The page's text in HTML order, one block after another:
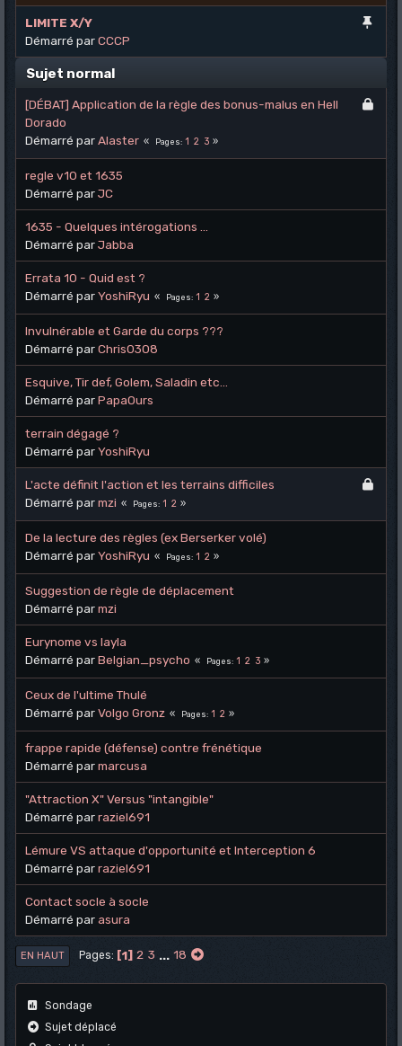
LIMITE X/Y
Démarré parCCCP
Sujet normal
[DÉBAT] Application de la règle des bonus-malus en Hell
Dorado
Démarré parAlaster Pages 1 2 3
regle v10 et 1635
Démarré parJC
1635 - Quelques intérogations ...
Démarré parJabba
Errata 10 - Quid est ?
Démarré parYoshiRyu Pages 1 2
Invulnérable et Garde du corps ???
Démarré parChris0308
Esquive, Tir def, Golem, Saladin etc...
Démarré parPapaOurs
terrain dégagé ?
Démarré parYoshiRyu
L'acte définit l'action et les terrains difficiles
Démarré parmzi Pages 1 2
De la lecture des règles (ex Berserker volé)
Démarré parYoshiRyu Pages 1 2
Suggestion de règle de déplacement
Démarré parmzi
Eurynome vs layla
Démarré parBelgian_psycho Pages 1 2 3
Ceux de l'ultime Thulé
Démarré parVolgo Gronz Pages 1 2
frappe rapide (défense) contre frénétique
Démarré parmarcusa
"Attraction X" Versus "intangible"
Démarré parraziel691
Lémure VS attaque d'opportunité et Interception 6
Démarré parraziel691
Contact socle à socle
Démarré parasura
EN HAUT Pages 1 2 3 ... 18
Sondage
Sujet déplacé